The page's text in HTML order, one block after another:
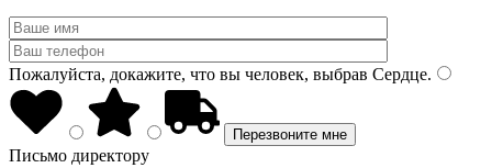
Пожалуйста, докажите, что вы человек, выбрав Сердце.
Письмо директору